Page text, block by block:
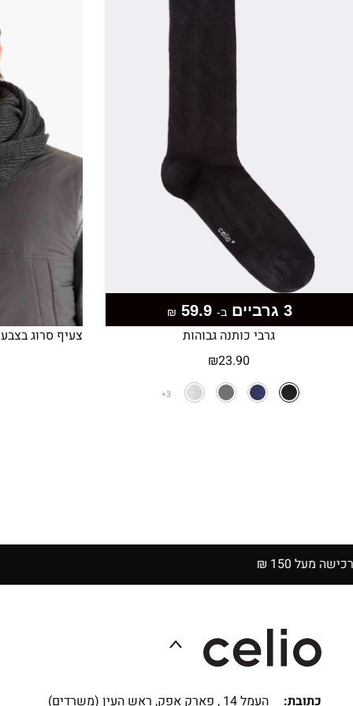
3 גרביים ב- 59.9
₪
גרבי כותנה גבוהות
₪23.90
3
כתובת: העמל 14 , פארק אפק, ראש העין (משרדים)